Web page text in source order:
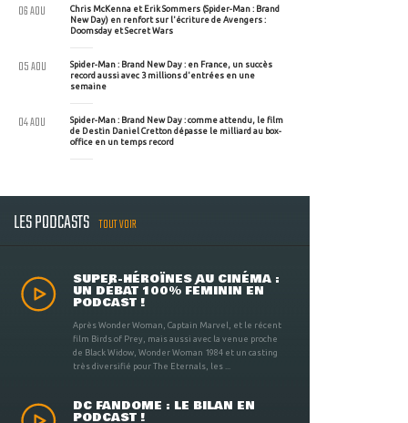
Chris McKenna et Erik Sommers (Spider-Man : Brand
New Day) en renfort sur l'écriture de Avengers :
Doomsday et Secret Wars
06 AOU
Spider-Man : Brand New Day : en France, un succès
record aussi avec 3 millions d'entrées en une
semaine
05 AOU
Spider-Man : Brand New Day : comme attendu, le film
de Destin Daniel Cretton dépasse le milliard au box-
office en un temps record
04 AOU
LES PODCASTS TOUT VOIR
SUPER-HÉROÏNES AU CINÉMA :
UN DÉBAT 100% FÉMININ EN
PODCAST !
Après Wonder Woman, Captain Marvel, et le récent
film Birds of Prey, mais aussi avec la venue proche
de Black Widow, Wonder Woman 1984 et un casting
très diversifié pour The Eternals, les ...
DC FANDOME : LE BILAN EN
PODCAST !